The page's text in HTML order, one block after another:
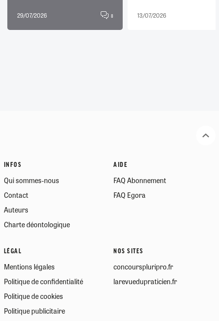
29/07/2026 8 13/07/2026
INFOS
Qui sommes-nous
Contact
Auteurs
Charte déontologique
AIDE
FAQ Abonnement
FAQ Egora
LÉGAL
Mentions légales
Politique de confidentialité
Politique de cookies
Politique publicitaire
NOS SITES
concourspluripro.fr
larevuedupraticien.fr